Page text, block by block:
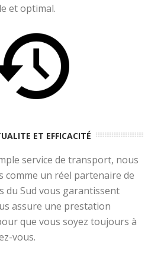
et optimal.
ET EFFICACITÉ
service de transport, nous
comme un réel partenaire de
du Sud vous garantissent
assure une prestation
que vous soyez toujours à
vous.